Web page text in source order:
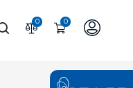
0 0